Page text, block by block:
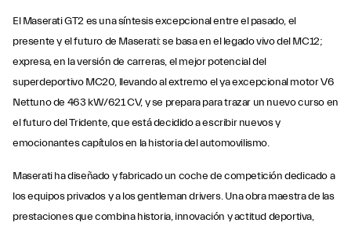
El Maserati GT2 es una síntesis excepcional entre el pasado, el
presente y el futuro de Maserati: se basa en el legado vivo del MC12;
expresa, en la versión de carreras, el mejor potencial del
superdeportivo MC20, llevando al extremo el ya excepcional motor V6
Nettuno de 463 kW/621 CV, y se prepara para trazar un nuevo curso en
el futuro del Tridente, que está decidido a escribir nuevos y
emocionantes capítulos en la historia del automovilismo.
Maserati ha diseñado y fabricado un coche de competición dedicado a
los equipos privados y a los gentleman drivers. Una obra maestra de las
prestaciones que combina historia, innovación y actitud deportiva,